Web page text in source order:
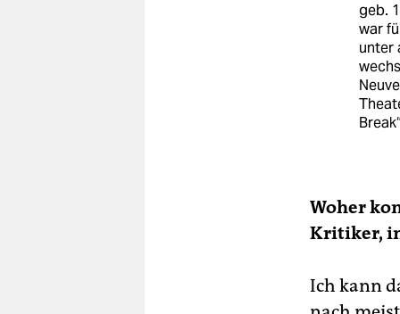
geb.
war
unter
Woher
Kritiker,
Ich kann